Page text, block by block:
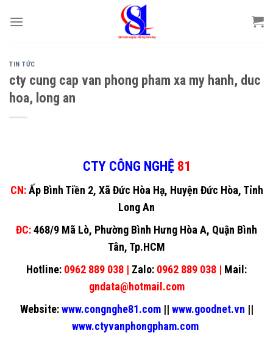
TIN TỨC
cty cung cap van phong pham xa my hanh, duc
hoa, long an
CTY CÔNG NGHỆ 81
CN: Ấp Bình Tiền 2, Xã Đức Hòa Hạ, Huyện Đức Hòa, Tỉnh
Long An
ĐC:468/9 Mã Lò, Phường Bình Hưng Hòa A, Quận Bình
Tân, Tp.HCM
Hotline: 0962 889 038 | Zalo: 0962 889 038 | Mail:
gndata@hotmail.com
Website:www.congnghe81.com || www.goodnet.vn ||
www.ctyvanphongpham.com